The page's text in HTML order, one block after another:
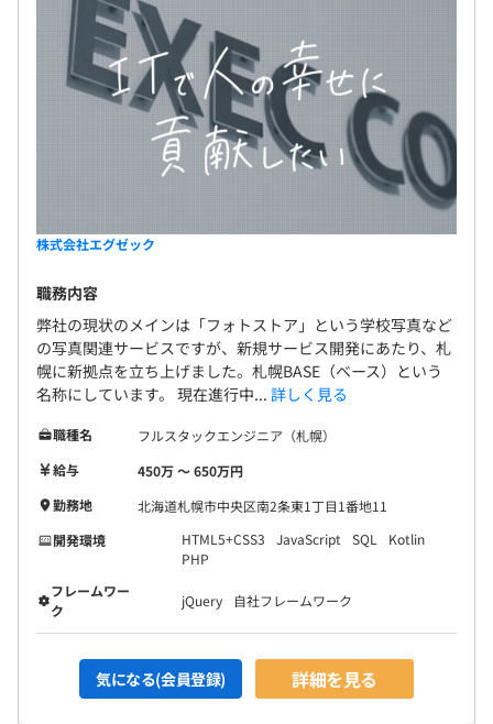
デュアルディスプレイ
アジャイル、スクラム
開発案件は営業/顧客サポート側から来る要望（顧客の声
で優先すべきもの）がBacklogでチケット登録され、開発
チームと営業側とでどの様な優先順位で開発を行うか、課
題を解決する最適な機能など検討を重ねた上で開発するチ
ケットを決定し、各開発担当者に割り振られていきます。
各開発担当者は、仕様確認・設計・工数を確認しながらコ
ーディングに入り、コーディングを終えれば、GitHub 上
で管理者にプルリクを出し、レビューが通ればリリースさ
れていきます。
株式会社エグゼック
職務内容
弊社の現状のメインは「フォトストア」という学校写真など
の写真関連サービスですが、新規サービス開発にあたり、札
幌に新拠点を立ち上げました。札幌BASE（ベース）という
名称にしています。 現在進行中... 詳しく見る
職種名
フルスタックエンジニア（札幌）
給与
450万 〜 650万円
勤務地
北海道札幌市中央区南2条東1丁目1番地11
開発環境
HTML5+CSS3 JavaScript SQL
Kotlin
PHP
フレームワー
ク
jQuery 自社フレームワーク
気になる(会員登録) 詳細を見る